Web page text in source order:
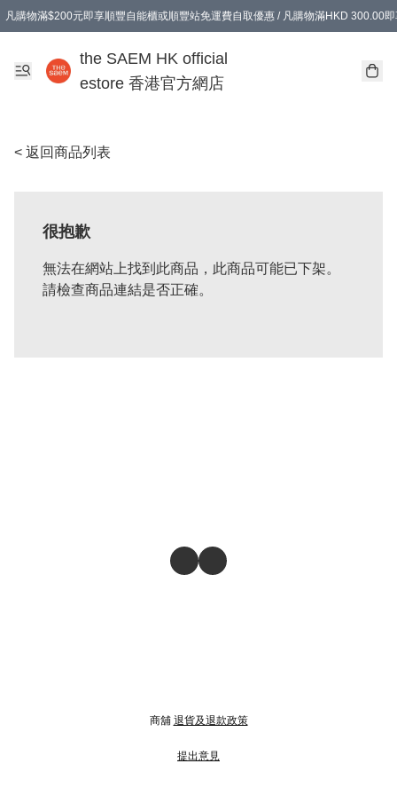
凡購物滿$200元即享順豐自能櫃或順豐站免運費自取優惠 / 凡購物滿HKD 300.00
the SAEM HK official
estore 香港官方網店
< 返回商品列表
很抱歉
無法在網站上找到此商品，此商品可能已下架。
請檢查商品連結是否正確。
商舖 退貨及退款政策
提出意見